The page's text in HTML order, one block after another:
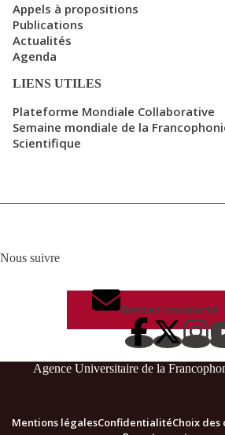
Appels à propositions
Publications
Actualités
Agenda
LIENS UTILES
Plateforme Mondiale Collaborative
Semaine mondiale de la
Scientifique
Nous suivre
Restez connecté
Agence Universitaire de la
Mentions légalesConfidentialitéChoix des